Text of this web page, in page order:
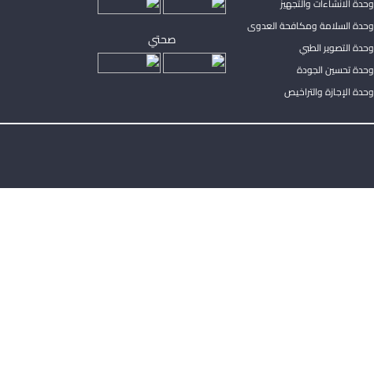
وحدة الانشاءات والتجهيز
وحدة السلامة ومكافحة العدوى
وحدة التصوير الطبي
وحدة تحسين الجودة
وحدة الإجازة والتراخيص
صحتي